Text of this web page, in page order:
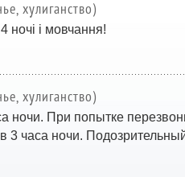
хулиганство)
ночі і мовчання!
хулиганство)
ночи. При попытке
3 часа ночи.